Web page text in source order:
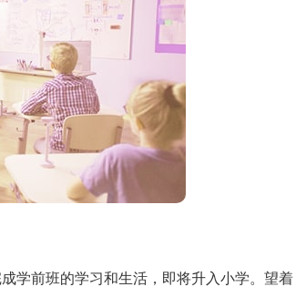
前班的学习和生活，即将升入小学。望着